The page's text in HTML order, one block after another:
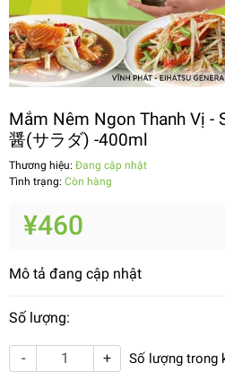
Mắm Nêm Ngon Thanh Vị -
醤(サラダ) -400ml
Thương hiệu: Đang cập nhật
Tình trạng: Còn hàng
¥460
Mô tả đang cập nhật
Số lượng:
- + Số lượng trong